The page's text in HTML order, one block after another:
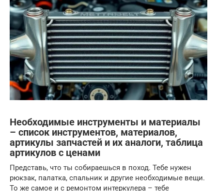
Необходимые инструменты и материалы
– список инструментов, материалов,
артикулы запчастей и их аналоги, таблица
артикулов с ценами
Представь, что ты собираешься в поход. Тебе нужен
рюкзак, палатка, спальник и другие необходимые вещи.
То же самое и с ремонтом интеркулера – тебе